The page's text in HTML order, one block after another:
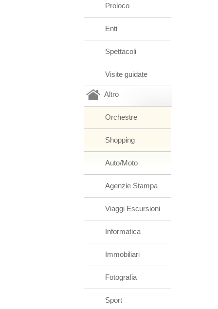
Proloco
Enti
Spettacoli
Visite guidate
Altro
Orchestre
Shopping
Auto/Moto
Agenzie Stampa
Viaggi Escursioni
Informatica
Immobiliari
Fotografia
Sport